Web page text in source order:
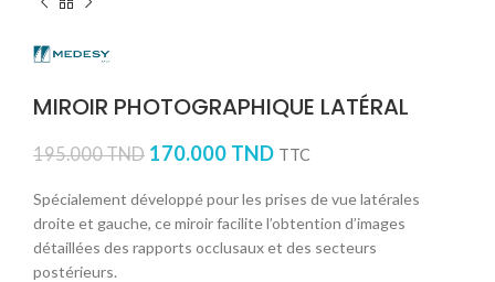
MIROIR PHOTOGRAPHIQUE LATÉRAL
195.000TND 170.000 TND TTC
Spécialement développé pour les prises de vue latérales
droite et gauche, ce miroir facilite l’obtention d’images
détaillées des rapports occlusaux et des secteurs
postérieurs.